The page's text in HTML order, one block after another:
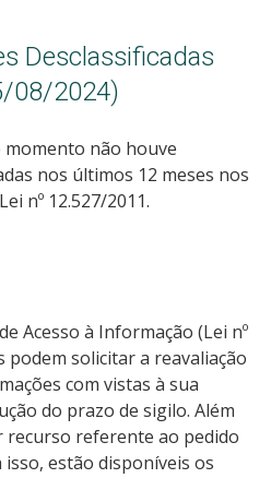
Desclassificadas
08/2024)
momento não houve
nos últimos 12 meses nos
nº 12.527/2011.
Acesso à Informação (Lei nº
podem solicitar a reavaliação
com vistas à sua
do prazo de sigilo. Além
referente ao pedido
isso, estão disponíveis os